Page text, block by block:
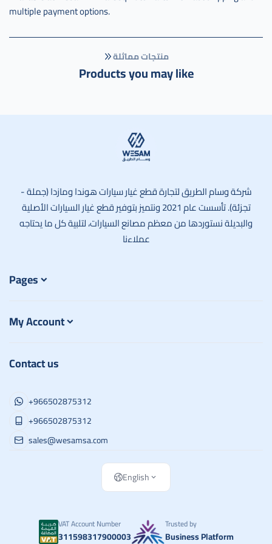
multiple payment options.
منتجات مماثلة
Products you may like
شركة وسام الطريق لتجارة قطع غيار سيارات هوندا ومازدا (جملة -
تجزئة). تأسست عام 2021 ونتميز بتوفير قطع غيار السيارات الأصلية
والبديلة نستوردها من معظم مصانع السيارات، لتلبية كل ما يحتاجه
عملاءنا
Pages
My Account
Contact us
+966502875312
+966502875312
sales@wesamsa.com
English
VAT Account Number
311598317900003
Trusted by
Business Platform